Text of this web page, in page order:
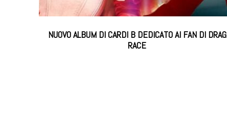
NUOVO ALBUM DI CARDI B DEDICATO AI FAN DI DRAG
RACE